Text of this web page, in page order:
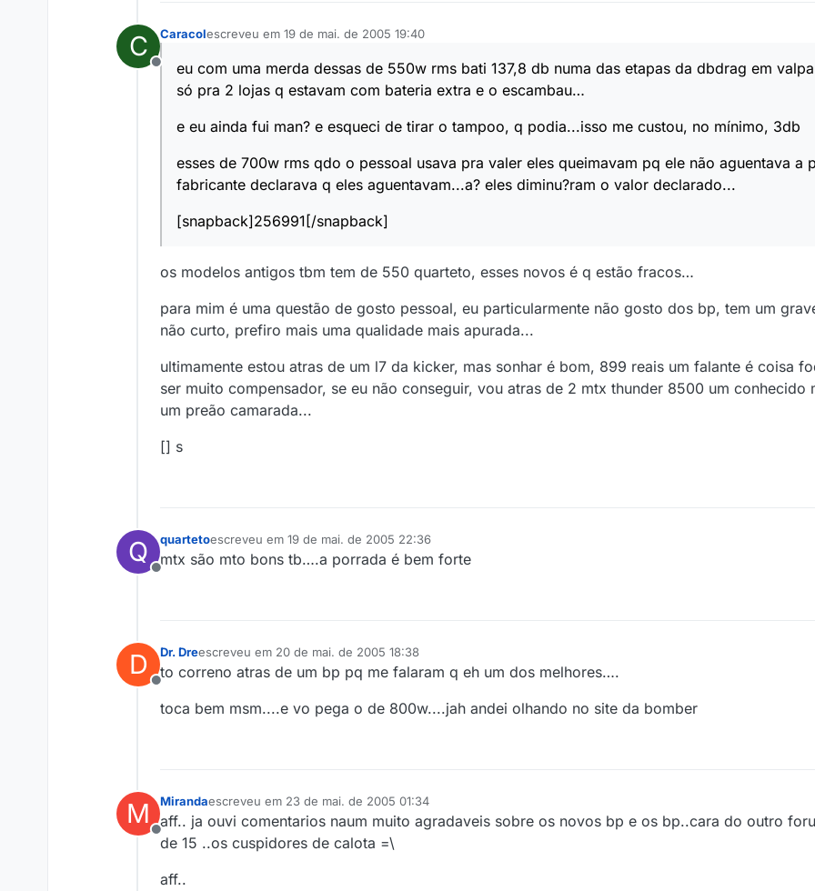
C
Offline
Caracolescreveu em 19 de mai. de 2005 19:40
última edição por
eu com uma merda dessas de 550w rms bati 137,8 db numa das etapas da dbdrag em
só pra 2 lojas q estavam com bateria extra e o escambau…
e eu ainda fui man? e esqueci de tirar o tampoo, q podia...isso me custou, no mínimo, 3db
esses de 700w rms qdo o pessoal usava pra valer eles queimavam pq ele não aguentava a
fabricante declarava q eles aguentavam...a? eles diminu?ram o valor declarado...
[snapback]256991[/snapback]
os modelos antigos tbm tem de 550 quarteto, esses novos é q estão fracos…
para mim é uma questão de gosto pessoal, eu particularmente não gosto dos bp, tem um
não curto, prefiro mais uma qualidade mais apurada...
ultimamente estou atras de um l7 da kicker, mas sonhar é bom, 899 reais um falante é coisa
ser muito compensador, se eu não conseguir, vou atras de 2 mtx thunder 8500 um conhecido
um preão camarada...
[] s
Q
Offline
quartetoescreveu em 19 de mai. de 2005 22:36
última edição por
mtx são mto bons tb….a porrada é bem forte
D
Offline
Dr. Dreescreveu em 20 de mai. de 2005 18:38
última edição por
to correno atras de um bp pq me falaram q eh um dos melhores….
toca bem msm....e vo pega o de 800w....jah andei olhando no site da bomber
M
Offline
Mirandaescreveu em 23 de mai. de 2005 01:34
última edição por
aff.. ja ouvi comentarios naum muito agradaveis sobre os novos bp e os bp..cara do outro
de 15 ..os cuspidores de calota =\
aff..